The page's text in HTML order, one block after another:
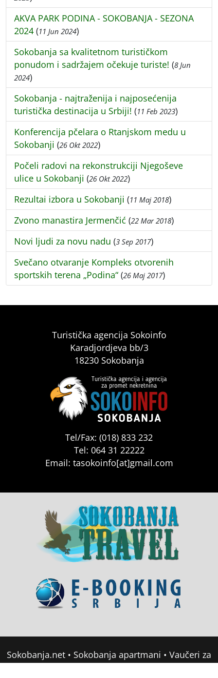
AKVA PARK PODINA - SOKOBANJA - SEZONA
2024 (11 Jun 2024)
Sokobanja sa kvalitetnom turističkom
ponudom i sadržajem očekuje turiste! (8 Jun
2024)
Sokobanja - najtraženija i najposećenija
turistička destinacija u Srbiji! (11 Feb 2023)
Konferencija pčelara o Rtanjskom medu u
Sokobanji (26 Okt 2022)
Počeli radovi na rekonstrukciji Njegoševe
ulice u Sokobanji (26 Okt 2022)
Rezultai izbora u Sokobanji (11 Maj 2018)
Zvono manastira Jermenčić (22 Mar 2018)
Novi ljudi za novu nadu (3 Sep 2017)
Svečano otvaranje Kompleks otvorenih
sportskih terena „Podina“ (26 Maj 2017)
Turistička agencija Sokoinfo
Karadjordjeva bb/3
18230 Sokobanja
Tel/Fax: (018) 833 232
Tel: 064 31 22222
Email: tasokoinfo[at]gmail.com
Sokobanja.net • Sokobanja apartmani • Vaučeri za